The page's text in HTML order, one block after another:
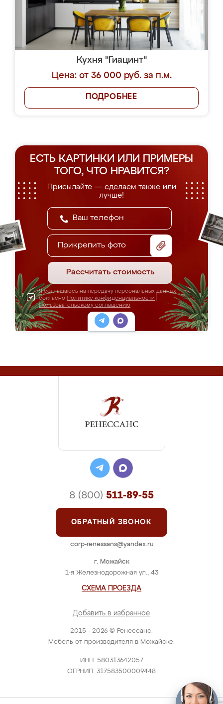
Кухня "Гиацинт"
Цена: от 36 000 руб. за п.м.
ПОДРОБНЕЕ
ЕСТЬ КАРТИНКИ ИЛИ ПРИМЕРЫ
ТОГО, ЧТО НРАВИТСЯ?
Присылайте — сделаем также или
лучше!
Прикрепить фото
Рассчитать стоимость
Я соглашаюсь на передачу персональных данных
согласно Политике конфиденциальности
Пользовательскому соглашению
2015 - 2026 © Ренессанс.
Мебель от производителя в Можайске.
ИНН: 580313642057
ОГРНИП: 317583500009448
г. Можайск
1-я Железнодорожная ул., 43
СХЕМА ПРОЕЗДА
Добавить в избранное
8 (800) 511-89-55
ОБРАТНЫЙ ЗВОНОК
corp-renessans@yandex.ru